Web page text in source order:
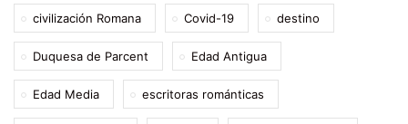
civilización Romana Covid-19 destino
Duquesa de Parcent Edad Antigua
Edad Media escritoras románticas